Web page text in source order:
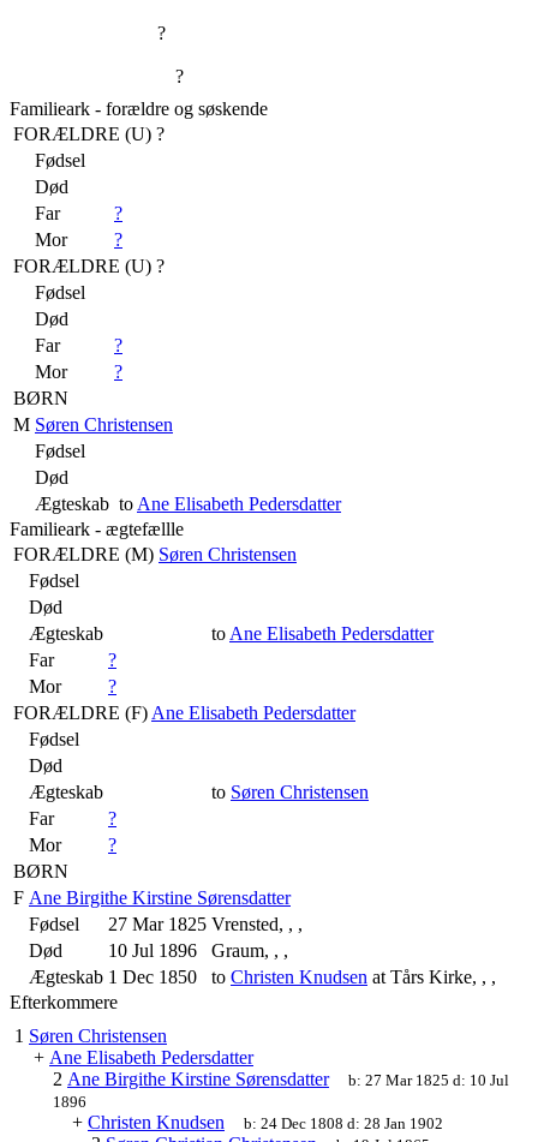
?
?
Familieark - forældre og søskende
FORÆLDRE (U) ?
Fødsel
Død
Far
?
Mor
?
FORÆLDRE (U) ?
Fødsel
Død
Far
?
Mor
?
BØRN
M Søren Christensen
Fødsel
Død
Ægteskab to Ane Elisabeth Pedersdatter
Familieark - ægtefællle
FORÆLDRE (M) Søren Christensen
Fødsel
Død
Ægteskab
to Ane Elisabeth Pedersdatter
Far
?
Mor
?
FORÆLDRE (F) Ane Elisabeth Pedersdatter
Fødsel
Død
Ægteskab
to Søren Christensen
Far
?
Mor
?
BØRN
F Ane Birgithe Kirstine Sørensdatter
Fødsel
27 Mar 1825 Vrensted, , ,
Død
10 Jul 1896
Graum, , ,
Ægteskab 1 Dec 1850 to Christen Knudsen at Tårs Kirke, , ,
Efterkommere
1 Søren Christensen
+ Ane Elisabeth Pedersdatter
2 Ane Birgithe Kirstine Sørensdatter b:27 Mar 1825 d: 10 Jul
1896
+ Christen Knudsen b:24 Dec 1808 d:28 Jan 1902